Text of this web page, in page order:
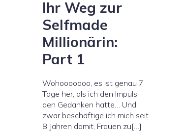
Ihr Weg zur
Selfmade
Millionärin:
Part 1
Wohooooooo, es ist genau 7
Tage her, als ich den Impuls
den Gedanken hatte… Und
zwar beschäftige ich mich seit
8 Jahren damit, Frauen zu[…]